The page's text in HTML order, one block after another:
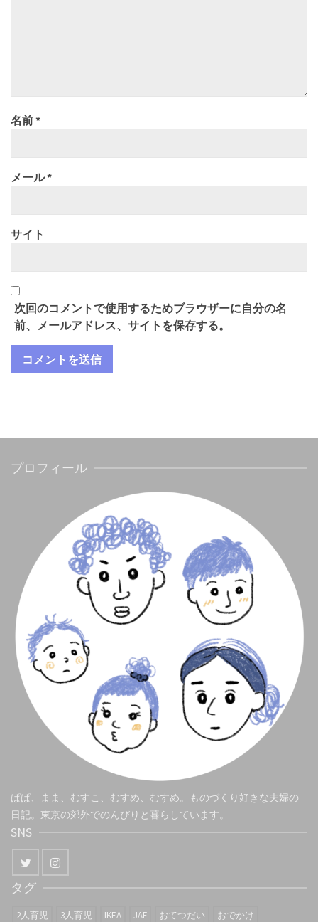
名前*
メール*
サイト
次回のコメントで使用するためブラウザーに自分の名
前、メールアドレス、サイトを保存する。
プロフィール
ぱぱ、まま、むすこ、むすめ、むすめ。ものづくり好きな夫婦の
日記。東京の郊外でのんびりと暮らしています。
SNS
タグ
2人育児 3人育児 IKEA JAF おてつだい
おでかけ